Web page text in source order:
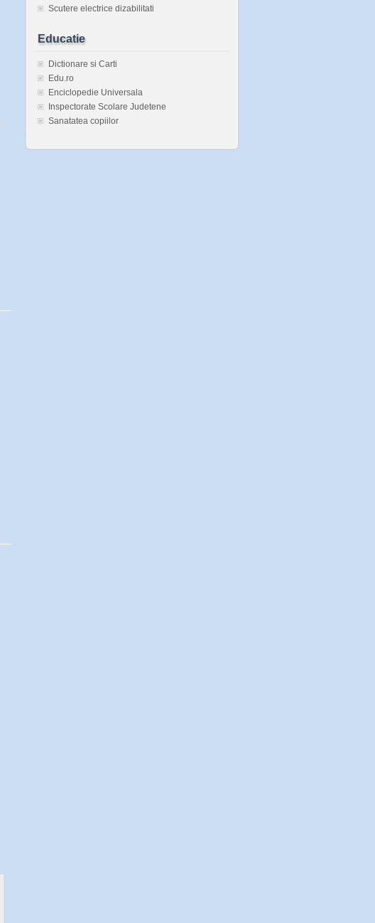
Scutere electrice dizabilitati
Educatie
Dictionare si Carti
Edu.ro
Enciclopedie Universala
Inspectorate Scolare Judetene
Sanatatea copiilor